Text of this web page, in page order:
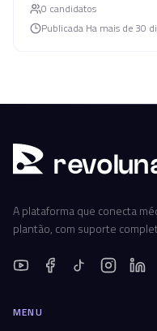
0 candidatos
Publicada Ha mais de 30
rev
A plataforma que conecta
plantão, com suporte
MENU